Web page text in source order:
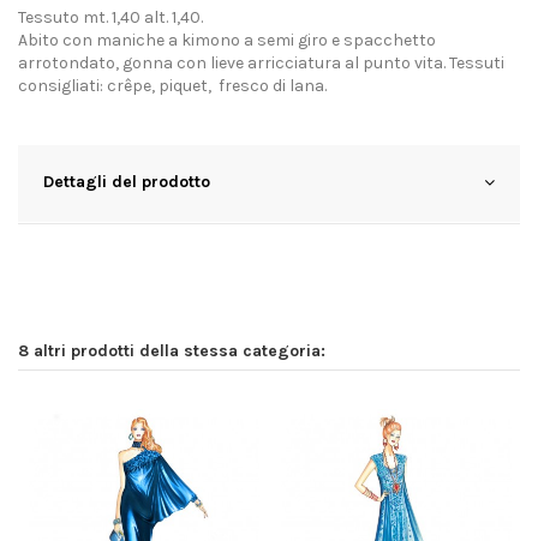
Tessuto mt. 1,40 alt. 1,40.
Abito con maniche a kimono a semi giro e spacchetto
arrotondato, gonna con lieve arricciatura al punto vita. Tessuti
consigliati: crêpe, piquet, fresco di lana.
Dettagli del prodotto
8 altri prodotti della stessa categoria: